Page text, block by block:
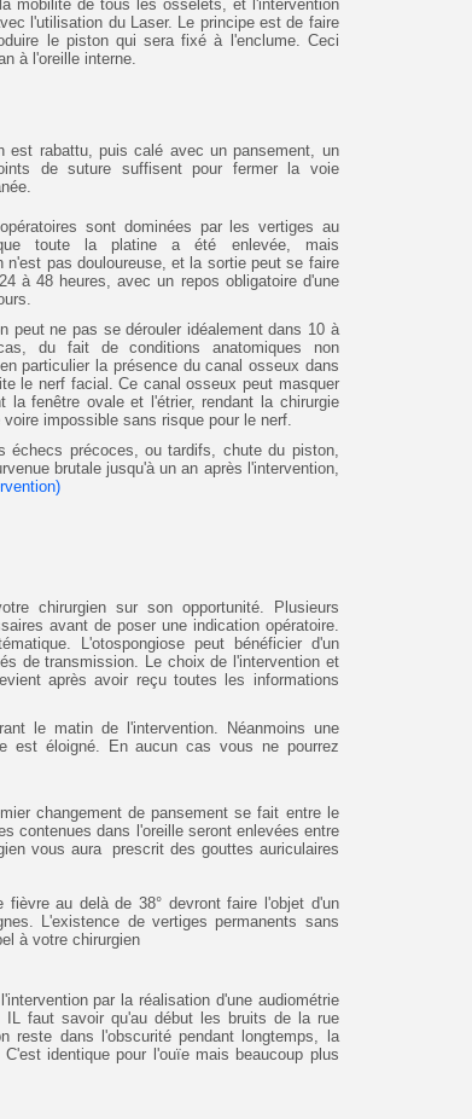
mobilité de tous les osselets, et l'intervention
l'utilisation du Laser. Le principe est de faire
le piston qui sera fixé à l'enclume. Ceci
à l'oreille interne.
est rabattu, puis calé avec un pansement, un
de suture suffisent pour fermer la voie
sont dominées par les vertiges au
toute la platine a été enlevée, mais
n'est pas douloureuse, et la sortie peut se faire
à 48 heures, avec un repos obligatoire d'une
peut ne pas se dérouler idéalement dans 10 à
du fait de conditions anatomiques non
particulier la présence du canal osseux dans
le nerf facial. Ce canal osseux peut masquer
la fenêtre ovale et l'étrier, rendant la chirurgie
impossible sans risque pour le nerf.
échecs précoces, ou tardifs, chute du piston,
brutale jusqu'à un an après l'intervention,
chirurgien sur son opportunité. Plusieurs
avant de poser une indication opératoire.
L'otospongiose peut bénéficier d'un
de transmission. Le choix de l'intervention et
après avoir reçu toutes les informations
le matin de l'intervention. Néanmoins une
est éloigné. En aucun cas vous ne pourrez
changement de pansement se fait entre le
contenues dans l'oreille seront enlevées entre
vous aura prescrit des gouttes auriculaires
au delà de 38° devront faire l'objet d'un
L'existence de vertiges permanents sans
à votre chirurgien
par la réalisation d'une audiométrie
faut savoir qu'au début les bruits de la rue
reste dans l'obscurité pendant longtemps, la
identique pour l'ouïe mais beaucoup plus